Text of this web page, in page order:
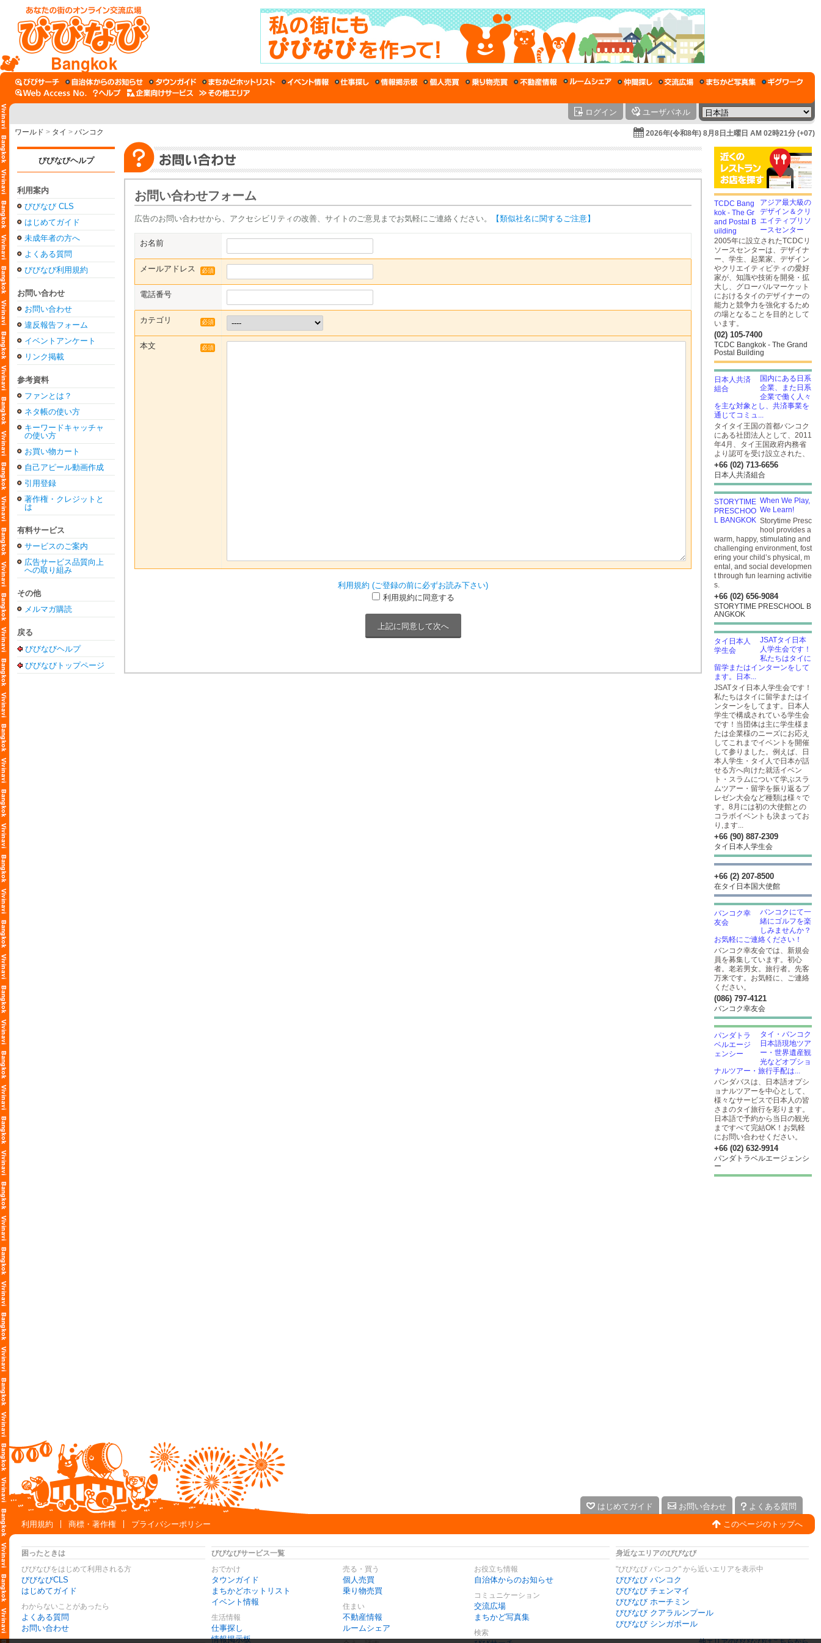
Bangkok
ログイン ユーザパネル
ワールド > タイ > バンコク 2026年(令和8年) 8月8日土曜日 AM 02時21分 (+07)
びびなびヘルプ
利用案内
びびなび CLS
はじめてガイド
未成年者の方へ
よくある質問
びびなび利用規約
お問い合わせ
お問い合わせ
違反報告フォーム
イベントアンケート
リンク掲載
参考資料
ファンとは？
ネタ帳の使い方
キーワードキャッチャ
の使い方
お買い物カート
自己アピール動画作成
引用登録
著作権・クレジットと
は
有料サービス
サービスのご案内
広告サービス品質向上
への取り組み
その他
メルマガ購読
戻る
びびなびヘルプ
びびなびトップページ
お問い合わせフォーム
広告のお問い合わせから、アクセシビリティの改善、サイトのご意見までお気軽にご連絡ください。 【類似社名に関するご注意】
お名前
メールアドレス 必須
電話番号
カテゴリ 必須
本文 必須
利用規約 (ご登録の前に必ずお読み下さい)
利用規約に同意する
アジア最大級の
デザイン＆クリ
エイティブリソ
ースセンター
2005年に設立されたTCDCリ
ソースセンターは、デザイナ
ー、学生、起業家、デザイン
やクリエイティビティの愛好
家が、知識や技術を開発・拡
大し、グローバルマーケット
におけるタイのデザイナーの
能力と競争力を強化するため
の場となることを目的として
います。
(02) 105-7400
TCDC Bangkok - The Grand
Postal Building
国内にある日系
企業、また日系
企業で働く人々
を主な対象とし、共済事業を
通じてコミュ...
タイタイ王国の首都バンコク
にある社団法人として、2011
年4月、タイ王国政府内務省
より認可を受け設立された、
+66 (02) 713-6656
日本人共済組合
When We Play,
We Learn!
Storytime Presc
hool provides a
warm, happy, stimulating and
challenging environment, fost
ering your child’s physical, m
ental, and social developmen
t through fun learning activitie
s.
+66 (02) 656-9084
STORYTIME PRESCHOOL B
ANGKOK
JSATタイ日本
人学生会です！
私たちはタイに
留学またはインターンをして
ます。日本...
JSATタイ日本人学生会です！
私たちはタイに留学またはイ
ンターンをしてます。日本人
学生で構成されている学生会
です！当団体は主に学生様ま
たは企業様のニーズにお応え
してこれまでイベントを開催
して参りました。例えば、日
本人学生・タイ人で日本が話
せる方へ向けた就活イベン
ト・スラムについて学ぶスラ
ムツアー・留学を振り返るプ
レゼン大会など種類は様々で
す。8月には初の大使館との
コラボイベントも決まってお
り,ます...
+66 (90) 887-2309
タイ日本人学生会
+66 (2) 207-8500
在タイ日本国大使館
バンコクにて一
緒にゴルフを楽
しみませんか？
お気軽にご連絡ください！
バンコク幸友会では、新規会
員を募集しています。初心
者。老若男女。旅行者。先客
万来です。お気軽に、ご連絡
ください。
(086) 797-4121
バンコク幸友会
タイ・バンコク
日本語現地ツア
ー・世界遺産観
光などオプショ
ナルツアー・旅行手配は...
パンダバスは、日本語オプシ
ョナルツアーを中心として、
様々なサービスで日本人の皆
さまのタイ旅行を彩ります。
日本語で予約から当日の観光
まですべて完結OK！お気軽
にお問い合わせください。
+66 (02) 632-9914
パンダトラベルエージェンシ
ー
はじめてガイド お問い合わせ
よくある質問
利用規約
商標・著作権 プライバシーポリシー このページのトップへ
困ったときは
びびなびをはじめて利用される方
びびなびCLS
はじめてガイド
わからないことがあったら
よくある質問
お問い合わせ
びびなびサービス一覧
おでかけ
タウンガイド
まちかどホットリスト
イベント情報
生活情報
仕事探し
情報掲示板
売る・買う
個人売買
乗り物売買
住まい
不動産情報
ルームシェア
お役立ち情報
自治体からのお知らせ
コミュニケーション
交流広場
まちかど写真集
検索
身近なエリアのびびなび
"びびなび バンコク" から近いエリアを表示中
びびなび バンコク
びびなび チェンマイ
びびなび ホーチミン
びびなび クアラルンプール
びびなび シンガポール